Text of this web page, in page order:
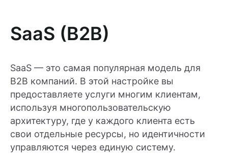
SaaS (B2B)
SaaS — это самая популярная модель для
B2B компаний. В этой настройке вы
предоставляете услуги многим клиентам,
используя многопользовательскую
архитектуру, где у каждого клиента есть
свои отдельные ресурсы, но идентичности
управляются через единую систему.